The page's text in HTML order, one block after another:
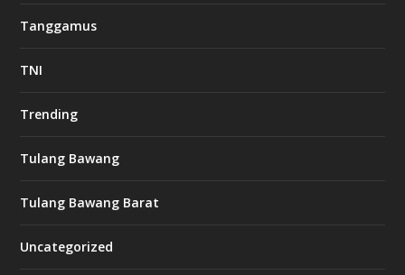
Tanggamus
TNI
Trending
Tulang Bawang
Tulang Bawang Barat
Uncategorized